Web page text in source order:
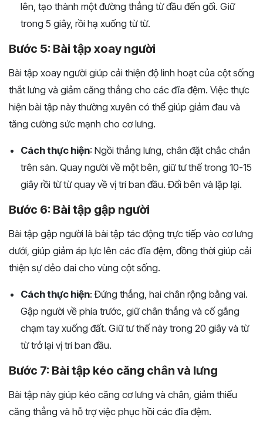
lên, tạo thành một đường thẳng từ đầu đến gối. Giữ
trong 5 giây, rồi hạ xuống từ từ.
Bước 5: Bài tập xoay người
Bài tập xoay người giúp cải thiện độ linh hoạt của cột sống
thắt lưng và giảm căng thẳng cho các đĩa đệm. Việc thực
hiện bài tập này thường xuyên có thể giúp giảm đau và
tăng cường sức mạnh cho cơ lưng.
Cách thực hiện: Ngồi thẳng lưng, chân đặt chắc chắn
trên sàn. Quay người về một bên, giữ tư thế trong 10-15
giây rồi từ từ quay về vị trí ban đầu. Đổi bên và lặp lại.
Bước 6: Bài tập gập người
Bài tập gập người là bài tập tác động trực tiếp vào cơ lưng
dưới, giúp giảm áp lực lên các đĩa đệm, đồng thời giúp cải
thiện sự dẻo dai cho vùng cột sống.
Cách thực hiện: Đứng thẳng, hai chân rộng bằng vai.
Gập người về phía trước, giữ chân thẳng và cố gắng
chạm tay xuống đất. Giữ tư thế này trong 20 giây và từ
từ trở lại vị trí ban đầu.
Bước 7: Bài tập kéo căng chân và lưng
Bài tập này giúp kéo căng cơ lưng và chân, giảm thiểu
căng thẳng và hỗ trợ việc phục hồi các đĩa đệm.